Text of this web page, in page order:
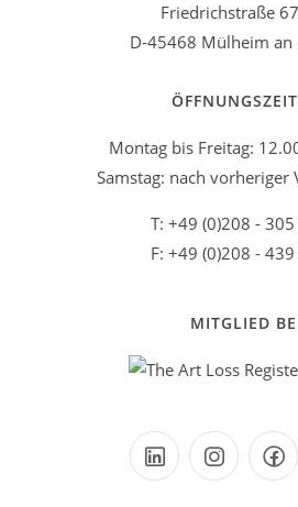
Friedrichstraße
D-45468 Mülheim an
Montag bis Freitag:
Samstag: nach vorheriger
T: +49 (0)208 - 305
F: +49 (0)208 -
MITGLIED